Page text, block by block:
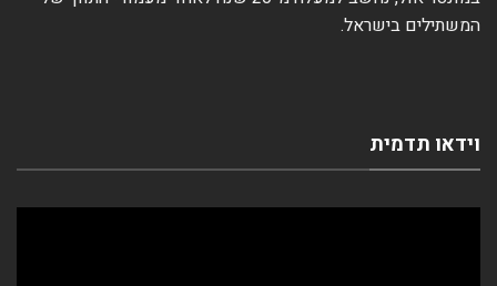
המשתילים בישראל.
וידאו תדמית